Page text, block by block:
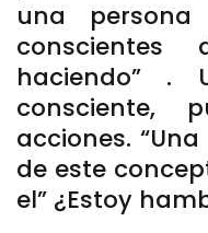
una
haciendo” .
consciente,
acciones.
de este
el” ¿Estoy